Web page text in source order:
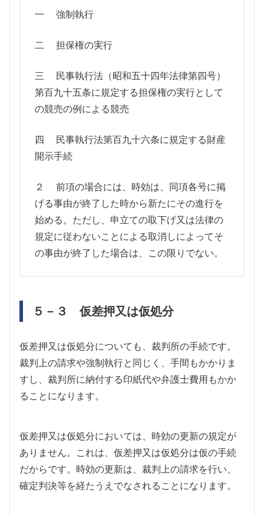
一 強制執行
二 担保権の実行
三 民事執行法（昭和五十四年法律第四号）
第百九十五条に規定する担保権の実行として
の競売の例による競売
四 民事執行法第百九十六条に規定する財産
開示手続
２ 前項の場合には、時効は、同項各号に掲
げる事由が終了した時から新たにその進行を
始める。ただし、申立ての取下げ又は法律の
規定に従わないことによる取消しによってそ
の事由が終了した場合は、この限りでない。
５－３ 仮差押又は仮処分
仮差押又は仮処分についても、裁判所の手続です。
裁判上の請求や強制執行と同じく、手間もかかりま
すし、裁判所に納付する印紙代や弁護士費用もかか
ることになります。
仮差押又は仮処分においては、時効の更新の規定が
ありません。これは、仮差押又は仮処分は仮の手続
だからです。時効の更新は、裁判上の請求を行い、
確定判決等を経たうえでなされることになります。